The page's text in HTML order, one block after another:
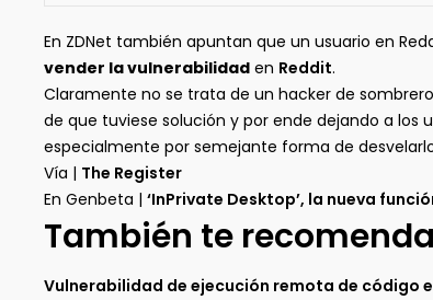
En ZDNet también apuntan que un usuario en
vender la vulnerabilidad en Reddit.
Claramente no se trata de un hacker de
de que tuviese solución y por ende dejando a los
especialmente por semejante forma de
Vía | The Register
En Genbeta | ‘InPrivate Desktop’, la nueva
También te
Vulnerabilidad de ejecución remota de código